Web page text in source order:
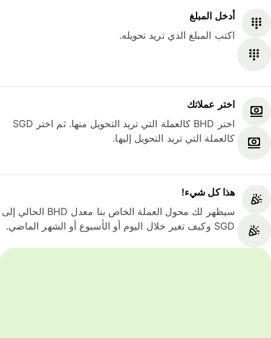
أدخل المبلغ
اكتب المبلغ الذي تريد تحويله.
اختر عملاتك
اختر BHD كالعملة التي تريد التحويل منها. ثم اختر SGD
كالعملة التي تريد التحويل إليها.
هذا كل شيء‎!
سيظهر لك محول العملة الخاص بنا معدل BHD الحالي إلى
SGD وكيف تغير خلال اليوم أو الأسبوع أو الشهر الماضي.